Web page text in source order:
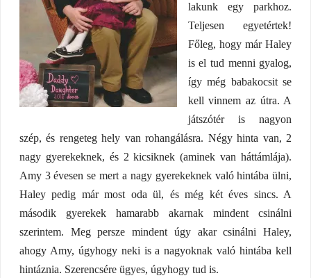
lakunk egy parkhoz.
Teljesen egyetértek!
Főleg, hogy már Haley
is el tud menni gyalog,
így még babakocsit se
kell vinnem az útra. A
játszótér is nagyon
szép, és rengeteg hely van rohangálásra. Négy hinta van, 2
nagy gyerekeknek, és 2 kicsiknek (aminek van háttámlája).
Amy 3 évesen se mert a nagy gyerekeknek való hintába ülni,
Haley pedig már most oda ül, és még két éves sincs. A
második gyerekek hamarabb akarnak mindent csinálni
szerintem. Meg persze mindent úgy akar csinálni Haley,
ahogy Amy, úgyhogy neki is a nagyoknak való hintába kell
hintáznia. Szerencsére ügyes, úgyhogy tud is.